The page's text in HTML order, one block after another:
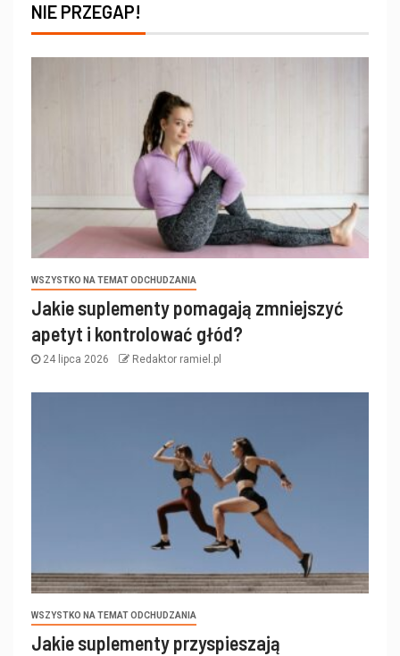
NIE PRZEGAP!
WSZYSTKO NA TEMAT ODCHUDZANIA
Jakie suplementy pomagają zmniejszyć
apetyt i kontrolować głód?
24 lipca 2026 Redaktor ramiel.pl
WSZYSTKO NA TEMAT ODCHUDZANIA
Jakie suplementy przyspieszają